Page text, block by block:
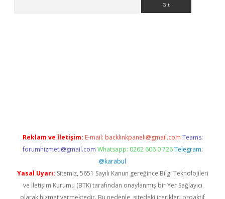
Reklam ve İletişim: E-mail: backlinkpaneli@gmail.com Teams:
forumhizmeti@gmail.com Whatsapp: 0262 606 0 726 Telegram:
@karabul
Yasal Uyarı: Sitemiz, 5651 Sayılı Kanun gereğince Bilgi Teknolojileri
ve İletişim Kurumu (BTK) tarafından onaylanmış bir Yer Sağlayıcı
olarak hizmet vermektedir. Bu nedenle, sitedeki içerikleri proaktif